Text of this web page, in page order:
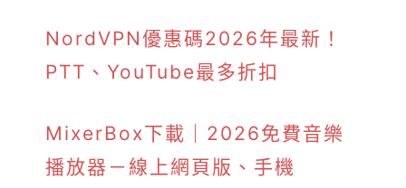
NordVPN優惠碼2026年最新！
PTT、YouTube最多折扣
MixerBox下載｜2026免費音樂
播放器－線上網頁版、手機